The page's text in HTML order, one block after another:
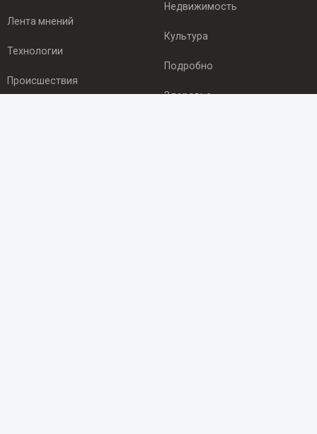
Лента мнений
Технологии
Происшествия
Недвижимость
Культура
Подробно
Здоровье